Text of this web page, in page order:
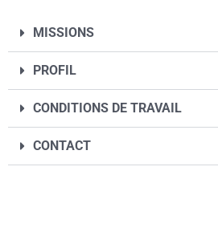
MISSIONS
PROFIL
CONDITIONS DE TRAVAIL
CONTACT